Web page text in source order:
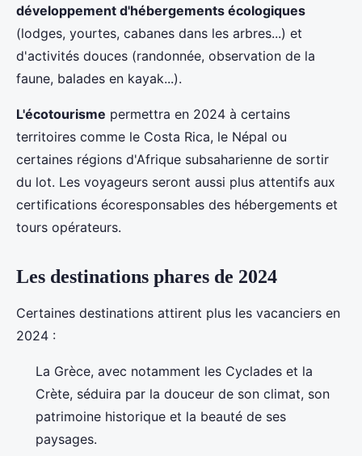
développement d'hébergements écologiques
(lodges, yourtes, cabanes dans les arbres...) et
d'activités douces (randonnée, observation de la
faune, balades en kayak...).
L'écotourisme permettra en 2024 à certains
territoires comme le Costa Rica, le Népal ou
certaines régions d'Afrique subsaharienne de sortir
du lot. Les voyageurs seront aussi plus attentifs aux
certifications écoresponsables des hébergements et
tours opérateurs.
Les destinations phares de 2024
Certaines destinations attirent plus les vacanciers en
2024 :
La Grèce, avec notamment les Cyclades et la
Crète, séduira par la douceur de son climat, son
patrimoine historique et la beauté de ses
paysages.